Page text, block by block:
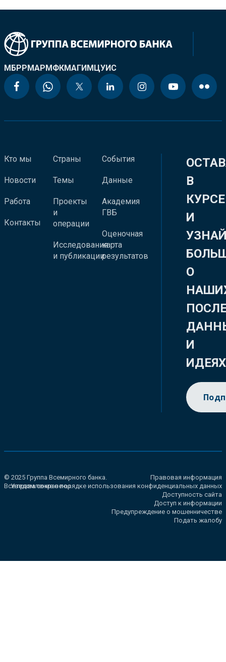
МБРРМАРМФКМАГИМЦУИС
Кто мы
Новости
Работа
Контакты
Страны
Темы
Проекты
и
операции
Исследования
и публикации
События
Данные
Академия
ГВБ
Оценочная
карта
результатов
В
КУРСЕ
И
О
И
ИДЕЯХ
© 2025 Группа Всемирного банка.
Все права сохранены.
Правовая информация
Уведомление о порядке использования конфиденциальных данных
Доступность сайта
Доступ к информации
Предупреждение о мошенничестве
Подать жалобу